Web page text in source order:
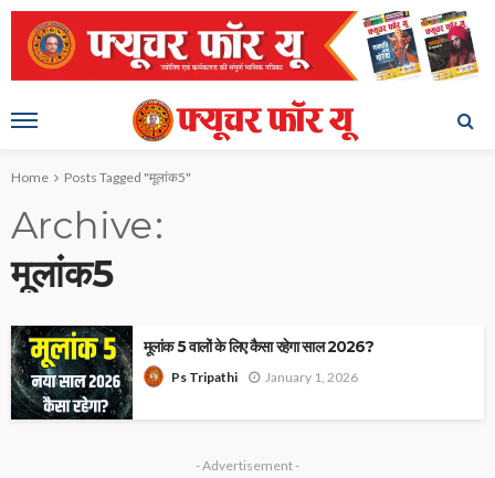
Home Posts Tagged "मूलांक5"
Archive
मूलांक5
मूलांक 5 वालों के लिए कैसा रहेगा साल 2026?
Ps Tripathi January 1, 2026
- Advertisement -